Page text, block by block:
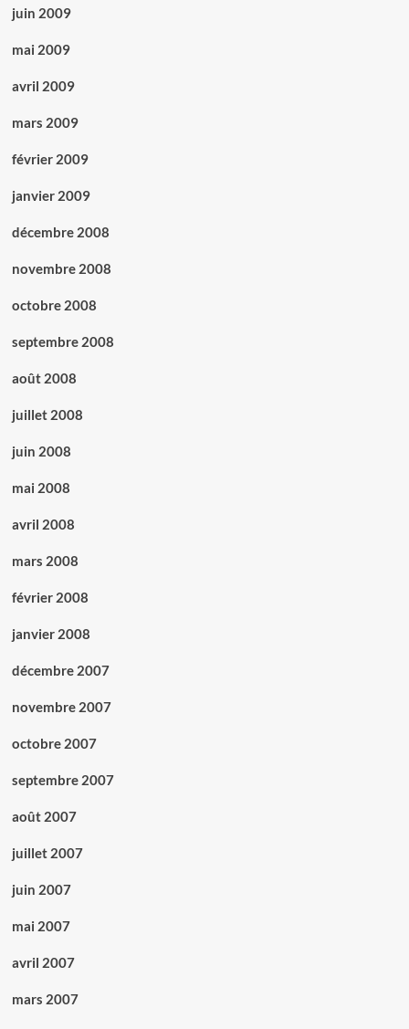
juin 2009
mai 2009
avril 2009
mars 2009
février 2009
janvier 2009
décembre 2008
novembre 2008
octobre 2008
septembre 2008
août 2008
juillet 2008
juin 2008
mai 2008
avril 2008
mars 2008
février 2008
janvier 2008
décembre 2007
novembre 2007
octobre 2007
septembre 2007
août 2007
juillet 2007
juin 2007
mai 2007
avril 2007
mars 2007